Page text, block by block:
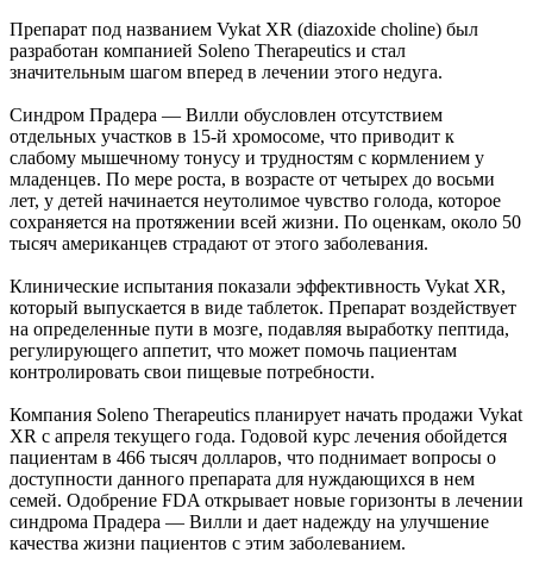
Препарат под названием Vykat XR (diazoxide choline) был
разработан компанией Soleno Therapeutics и стал
значительным шагом вперед в лечении этого недуга.
Синдром Прадера — Вилли обусловлен отсутствием
отдельных участков в 15-й хромосоме, что приводит к
слабому мышечному тонусу и трудностям с кормлением у
младенцев. По мере роста, в возрасте от четырех до восьми
лет, у детей начинается неутолимое чувство голода, которое
сохраняется на протяжении всей жизни. По оценкам, около 50
тысяч американцев страдают от этого заболевания.
Клинические испытания показали эффективность Vykat XR,
который выпускается в виде таблеток. Препарат воздействует
на определенные пути в мозге, подавляя выработку пептида,
регулирующего аппетит, что может помочь пациентам
контролировать свои пищевые потребности.
Компания Soleno Therapeutics планирует начать продажи Vykat
XR с апреля текущего года. Годовой курс лечения обойдется
пациентам в 466 тысяч долларов, что поднимает вопросы о
доступности данного препарата для нуждающихся в нем
семей. Одобрение FDA открывает новые горизонты в лечении
синдрома Прадера — Вилли и дает надежду на улучшение
качества жизни пациентов с этим заболеванием.